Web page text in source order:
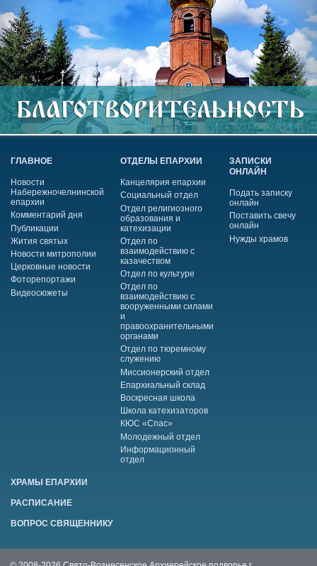
ГЛАВНОЕ
Новости
Набережночелнинской
епархии
Комментарий дня
Публикации
Жития святых
Новости митрополии
Церковные новости
Фоторепортажи
Видеосюжеты
ОТДЕЛЫ ЕПАРХИИ
Канцелярия епархии
Социальный отдел
Отдел религиозного
образования и
катехизации
Отдел по
взаимодействию с
казачеством
Отдел по культуре
Отдел по
взаимодействию с
вооруженными силами
и
правоохранительными
органами
Отдел по тюремному
служению
Миссионерский отдел
Епархиальный склад
Воскресная школа
Школа катехизаторов
КЮС «Спас»
Молодежный отдел
Информационный
отдел
ЗАПИСКИ
ОНЛАЙН
Подать записку
онлайн
Поставить свечу
онлайн
Нужды храмов
ХРАМЫ ЕПАРХИИ
РАСПИСАНИЕ
ВОПРОС СВЯЩЕННИКУ